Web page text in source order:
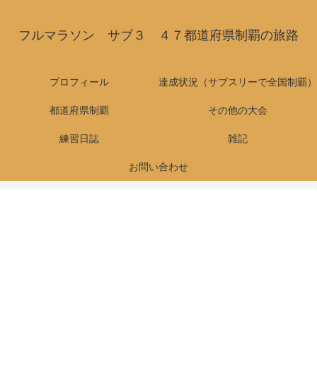
フルマラソン サブ３ ４７都道府県制覇の旅路
プロフィール 達成状況（サブスリーで全国制覇）
都道府県制覇 その他の大会
練習日誌 雑記
お問い合わせ